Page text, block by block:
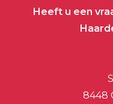
Heeft u een
8448